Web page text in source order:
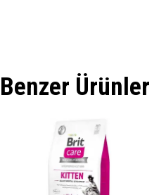
Benzer Ürünler